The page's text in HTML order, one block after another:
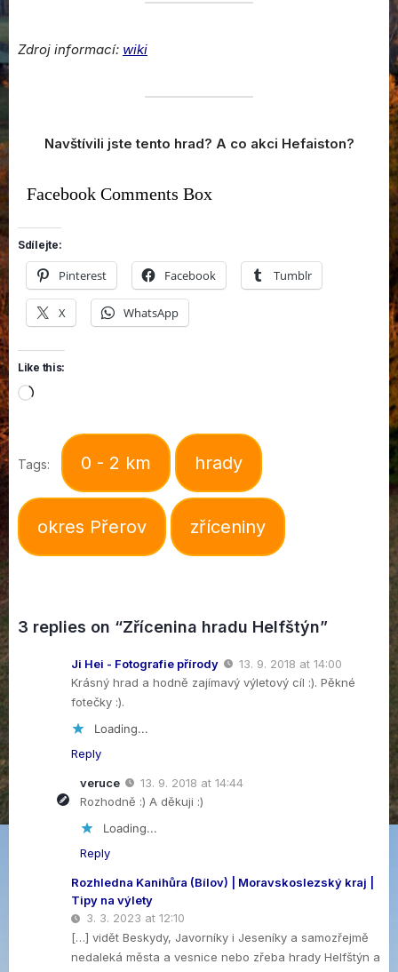
Zdroj informací: wiki
Navštívili jste tento hrad? A co akci Hefaiston?
Facebook Comments Box
Sdílejte:
Pinterest Facebook Tumblr
X WhatsApp
Like this:
Loading…
Tags: 0 - 2 km hrady
okres Přerov zříceniny
3 replies on “Zřícenina hradu Helfštýn”
Ji Hei - Fotografie přírody
13. 9. 2018 at 14:00
Krásný hrad a hodně zajímavý výletový cíl :). Pěkné
fotečky :).
Loading...
Reply
veruce
13. 9. 2018 at 14:44
Rozhodně :) A děkuji :)
Loading...
Reply
Rozhledna Kanihůra (Bílov) | Moravskoslezský kraj |
Tipy na výlety
3. 3. 2023 at 12:10
[…] vidět Beskydy, Javorníky i Jeseníky a samozřejmě
nedaleká města a vesnice nebo zřeba hrady Helfštýn a